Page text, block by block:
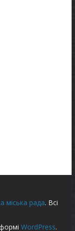
міська рада. Всі
WordPress.